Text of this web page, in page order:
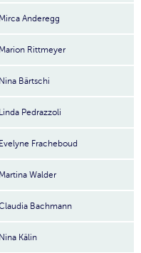
Mirca Anderegg
Marion Rittmeyer
Nina Bärtschi
Linda Pedrazzoli
Evelyne Fracheboud
Martina Walder
Bachmann
Nina Kälin